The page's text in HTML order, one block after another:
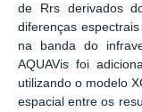
de Rrs derivados
diferenças
na banda do
AQUAVis foi
utilizando o modelo
espacial entre os